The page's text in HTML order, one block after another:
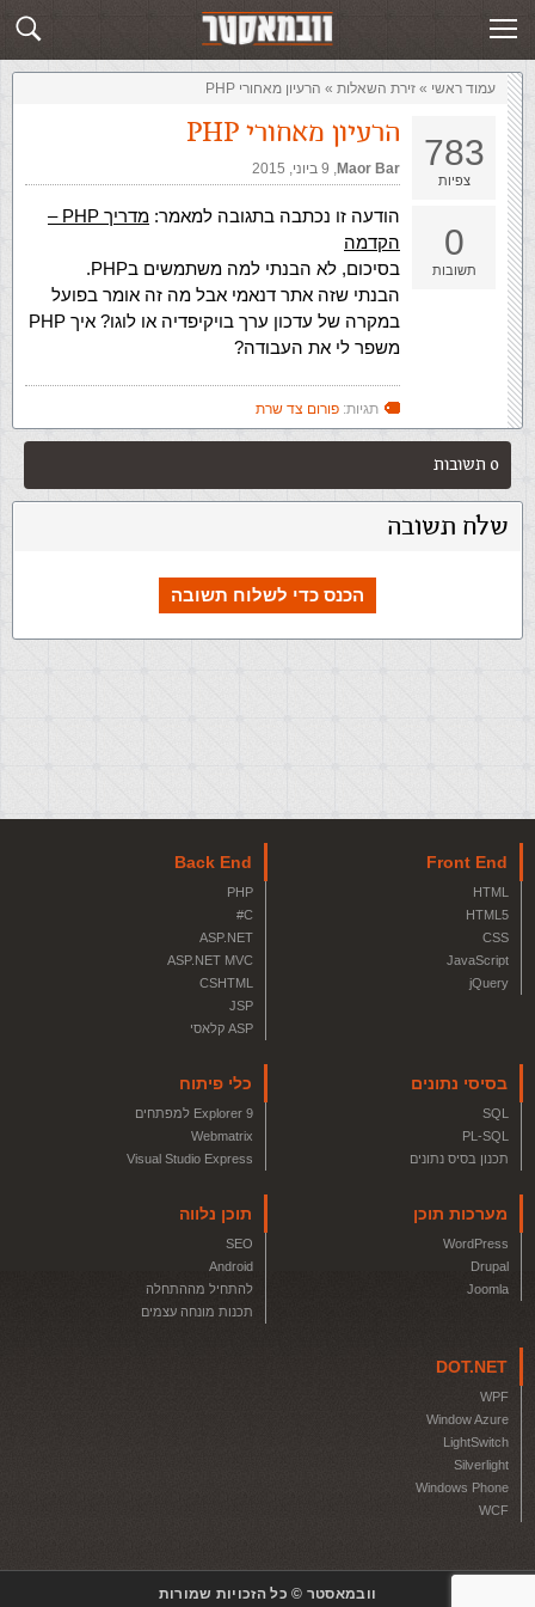
שלח תשובה זירת השאלות
עמוד ראשי » ‏זירת השאלות‏ » הרעיון מאחורי PHP
783
צפיות
0
תשובות
הרעיון מאחורי PHP
Maor Bar
,‏ 9 ביוני, 2015
הודעה זו נכתבה בתגובה למאמר:
מדריך PHP –
הקדמה
בסיכום, לא הבנתי למה משתמשים בPHP.
הבנתי שזה אתר דנאמי אבל מה זה אומר בפועל
במקרה של עדכון ערך בויקיפדיה או לוגו? איך PHP
משפר לי את העבודה?
תגיות: פורום צד שרת
0 תשובות
שלח תשובה
הכנס כדי לשלוח תשובה
Front End
HTML
HTML5
CSS
JavaScript
jQuery
Back End
PHP
C#
ASP.NET
ASP.NET MVC
CSHTML
JSP
ASP קלאסי
בסיסי נתונים
SQL
PL-SQL
תכנון בסיס נתונים
כלי פיתוח
Explorer 9 למפתחים
Webmatrix
Visual Studio Express
מערכות תוכן
WordPress
Drupal
Joomla
תוכן נלווה
SEO
Android
להתחיל מההתחלה
תכנות מונחה עצמים
DOT.NET
WPF
Window Azure
LightSwitch
Silverlight
Windows Phone
WCF
וובמאסטר © כל הזכויות שמורות